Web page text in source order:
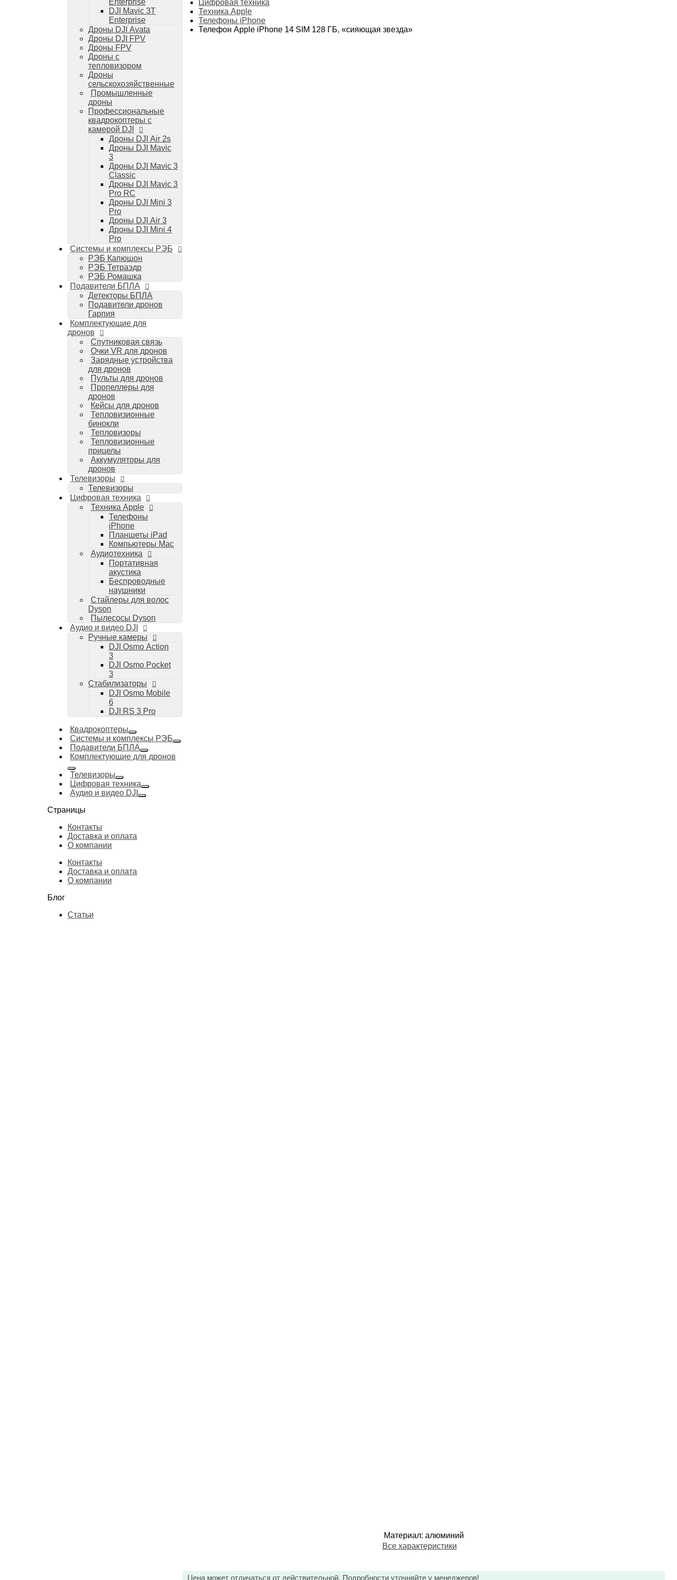
Системы и комплексы РЭБ
РЭБ Тетраэдр
РЭБ Ромашка
Подавители БПЛА
Детекторы БПЛА
Подавители дронов Гарпия
Комплектующие для дронов
Спутниковая связь
Очки VR для дронов
Зарядные устройства для дронов
Пульты для дронов
Пропеллеры для дронов
Кейсы для дронов
Тепловизионные бинокли
Тепловизионные прицелы
Аккумуляторы для дронов
Техника Apple
Телефоны iPhone
Планшеты iPad
Компьютеры Mac
Аудиотехника
Портативная акустика
Беспроводные наушники
Стайлеры для волос Dyson
Пылесосы Dyson
Аудио и видео DJI
Ручные камеры
DJI Osmo Action 3
DJI Osmo Pocket 3
Стабилизаторы
DJI Osmo Mobile 6
DJI RS 3 Pro
Enterprise
DJI Mavic 3T
Enterprise
Дроны DJI Avata
Дроны DJI FPV
Дроны FPV
Дроны с
тепловизором
Дроны
сельскохозяйственные
Промышленные
дроны
Профессиональные
квадрокоптеры с
камерой DJI
Дроны DJI Air 2s
Дроны DJI Mavic
3
Дроны DJI Mavic 3
Classic
Дроны DJI Mavic 3
Pro RC
Дроны DJI Mini 3
Pro
Дроны DJI Air 3
Дроны DJI Mini 4
Pro
Системы и комплексы РЭБ
РЭБ Капюшон
РЭБ Тетраэдр
РЭБ Ромашка
Подавители БПЛА
Детекторы БПЛА
Подавители дронов
Гарпия
Комплектующие для
дронов
Спутниковая связь
Очки VR для дронов
Зарядные устройства
для дронов
Пульты для дронов
Пропеллеры для
дронов
Кейсы для дронов
Тепловизионные
бинокли
Тепловизоры
Тепловизионные
прицелы
Аккумуляторы для
дронов
Телевизоры
Телевизоры
Цифровая техника
Техника Apple
Телефоны
iPhone
Планшеты iPad
Компьютеры Mac
Аудиотехника
Портативная
акустика
Беспроводные
наушники
Стайлеры для волос
Dyson
Пылесосы Dyson
Аудио и видео DJI
Ручные камеры
DJI Osmo Action
3
DJI Osmo Pocket
3
Стабилизаторы
DJI Osmo Mobile
6
DJI RS 3 Pro
Квадрокоптеры
Системы и комплексы РЭБ
Подавители БПЛА
Комплектующие для дронов
Телевизоры
Цифровая техника
Аудио и видео DJI
Страницы
Контакты
Доставка и оплата
О компании
Контакты
Доставка и оплата
О компании
Блог
Статьи
Цифровая техника
Техника Apple
Телефоны iPhone
Телефон Apple iPhone 14 SIM 128 ГБ, «сияющая звезда»
Материал: алюминий
Все характеристики
Цена может отличаться от действительной. Подробности уточняйте у менеджеров!